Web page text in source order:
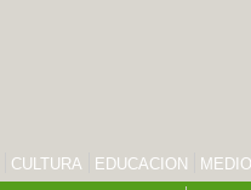
CULTURA EDUCACION